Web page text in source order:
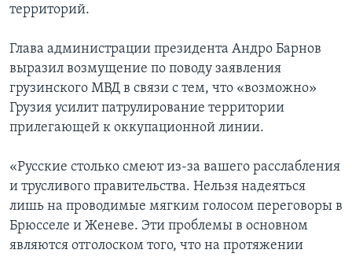
территорий.
Глава администрации президента Андро Барнов
выразил возмущение по поводу заявления
грузинского МВД в связи с тем, что «возможно»
Грузия усилит патрулирование территории
прилегающей к оккупационной линии.
«Русские столько смеют из-за вашего расслабления
и трусливого правительства. Нельзя надеяться
лишь на проводимые мягким голосом переговоры в
Брюсселе и Женеве. Эти проблемы в основном
являются отголоском того, что на протяжении